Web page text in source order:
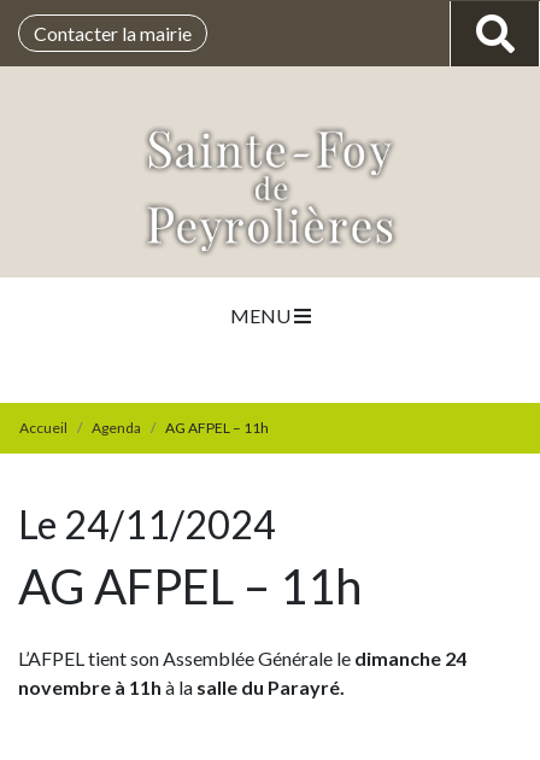
Contacter la mairie
MENU
Accueil Agenda AG AFPEL – 11h
Le 24/11/2024
AG AFPEL – 11h
L’AFPEL tient son Assemblée Générale le dimanche 24
novembre à 11h à la salle du Parayré.